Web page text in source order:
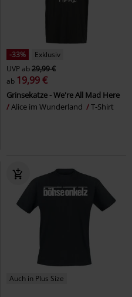
-33%
Exklusiv
UVPab29,99 €
ab 19,99 €
Grinsekatze - We're All Mad Here
Alice im Wunderland
T-Shirt
Auch in Plus Size